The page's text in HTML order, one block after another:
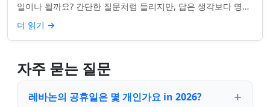
일이나 될까요? 간단한 질문처럼 들리지만, 답은 생각보다 명확
하지 않을 수 있습니다. 거주...
더 읽기 →
자주 묻는 질문
레바논의 공휴일은 몇 개인가요 in 2026?